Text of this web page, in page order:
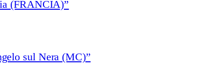
(FRANCIA)”
sul Nera (MC)”